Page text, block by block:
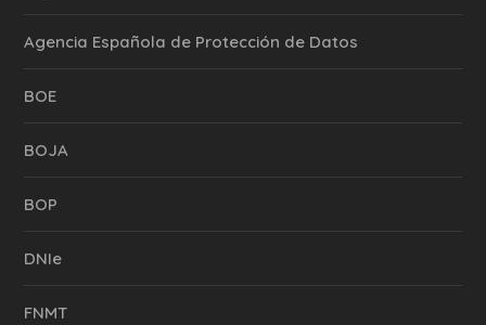
Agencia Española de Protección de Datos
BOE
BOJA
BOP
DNIe
FNMT